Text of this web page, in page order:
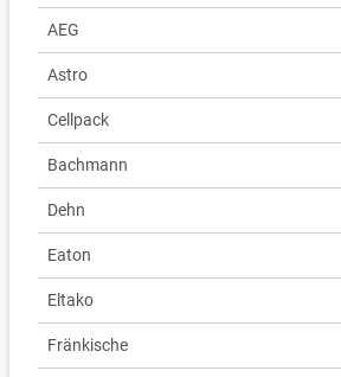
AEG
Astro
Cellpack
Bachmann
Dehn
Eaton
Eltako
Fränkische